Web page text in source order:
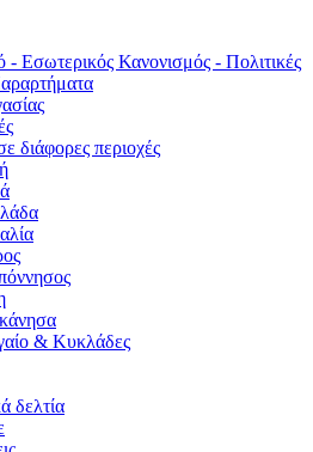
- Εσωτερικός Κανονισμός - Πολιτικές
διάφορες περιοχές
& Κυκλάδες
δελτία